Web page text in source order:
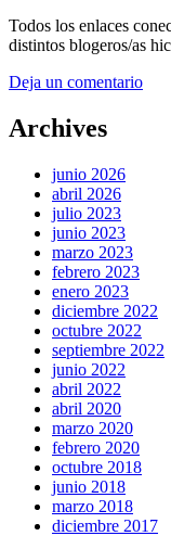
Todos los enlaces
distintos blogeros/as
Deja un comentario
Archives
junio 2026
abril 2026
julio 2023
junio 2023
marzo 2023
febrero 2023
enero 2023
diciembre 2022
octubre 2022
septiembre 2022
junio 2022
abril 2022
abril 2020
marzo 2020
febrero 2020
octubre 2018
junio 2018
marzo 2018
diciembre 2017